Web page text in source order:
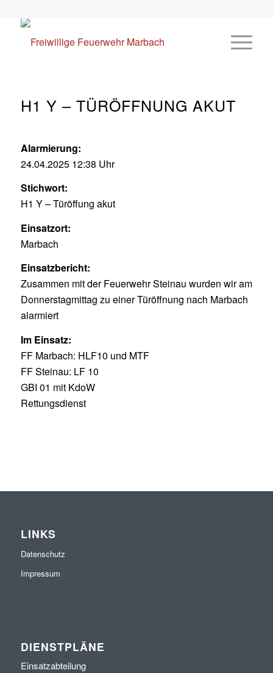
H1 Y – TÜRÖFFNUNG AKUT
Alarmierung:
24.04.2025 12:38 Uhr
Stichwort:
H1 Y – Türöffung akut
Einsatzort:
Marbach
Einsatzbericht:
Zusammen mit der Feuerwehr Steinau wurden wir am
Donnerstagmittag zu einer Türöffnung nach Marbach
alarmiert
Im Einsatz:
FF Marbach: HLF10 und MTF
FF Steinau: LF 10
GBI 01 mit KdoW
Rettungsdienst
LINKS
Datenschutz
Impressum
DIENSTPLÄNE
Einsatzabteilung